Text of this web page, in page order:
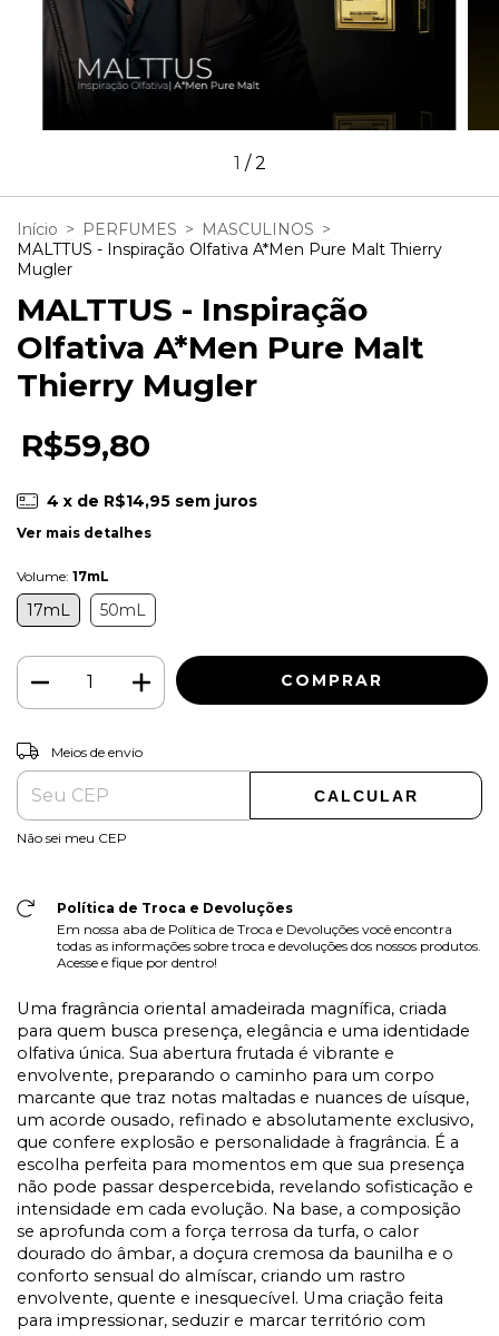
1 /2
Início > PERFUMES > MASCULINOS >
MALTTUS - Inspiração Olfativa A*Men Pure Malt Thierry
Mugler
MALTTUS - Inspiração
Olfativa A*Men Pure Malt
Thierry Mugler
R$59,80
4 x de R$14,95 sem juros
Ver mais detalhes
Volume: 17mL
17mL 50mL
Entregas para o CEP:
Meios de envio
CALCULAR
Não sei meu CEP
Política de Troca e Devoluções
Em nossa aba de Política de Troca e Devoluções você encontra
todas as informações sobre troca e devoluções dos nossos produtos.
Acesse e fique por dentro!
Uma fragrância oriental amadeirada magnífica, criada
para quem busca presença, elegância e uma identidade
olfativa única. Sua abertura frutada é vibrante e
envolvente, preparando o caminho para um corpo
marcante que traz notas maltadas e nuances de uísque,
um acorde ousado, refinado e absolutamente exclusivo,
que confere explosão e personalidade à fragrância. É a
escolha perfeita para momentos em que sua presença
não pode passar despercebida, revelando sofisticação e
intensidade em cada evolução. Na base, a composição
se aprofunda com a força terrosa da turfa, o calor
dourado do âmbar, a doçura cremosa da baunilha e o
conforto sensual do almíscar, criando um rastro
envolvente, quente e inesquecível. Uma criação feita
para impressionar, seduzir e marcar território com